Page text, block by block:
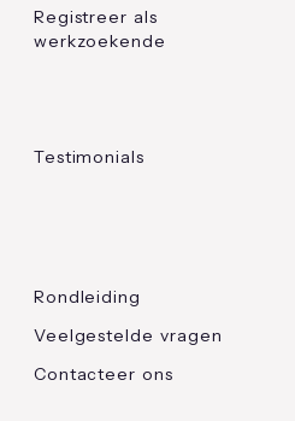
Registreer als
werkzoekende
Testimonials
Rondleiding
Veelgestelde vragen
Contacteer ons